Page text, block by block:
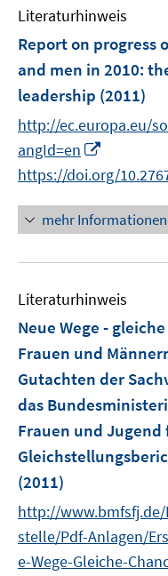
n
m
F
e
n
s
t
e
r
ö
f
f
n
Literaturhinweis
Report on progress
and men in 2010:
leadership (2011)
http://ec.europa.eu/
angId=en
n
n
e
u
F
s
t
e
r
f
n
e
n
https://doi.org/
mehr Informationen
Literaturhinweis
Neue Wege -
Frauen und
Gutachten der
das
Frauen und Jugend
(2011)
http://www.bmfsfj.de/
stelle/Pdf-Anlagen/
e-Wege-Gleiche-